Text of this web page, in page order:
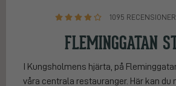
1095
FLEMINGGATAN
I Kungsholmens hjärta, på
våra centrala restauranger. Här kan du